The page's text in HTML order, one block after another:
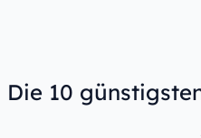
Die 10